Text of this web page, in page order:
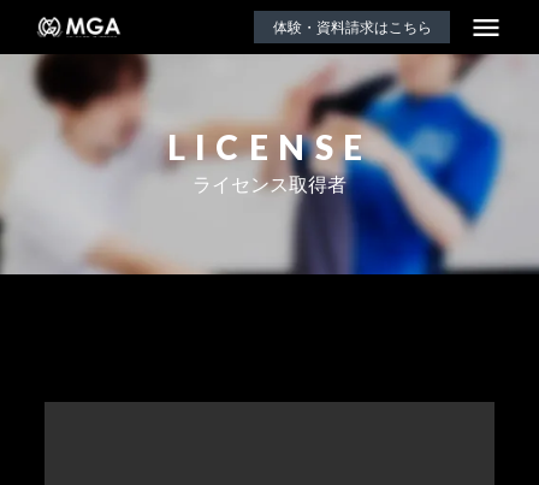
LICENSE
ライセンス取得者
体験・資料請求はこちら menu